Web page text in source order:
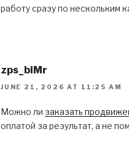
работу сразу по нескольким
zps_biMr
JUNE 21, 2026 AT 11:25 AM
Можно ли заказать
оплатой за результат, а не